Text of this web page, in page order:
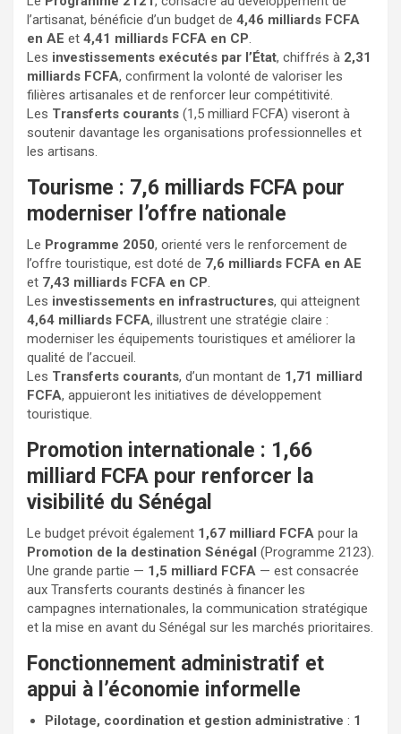
l’artisanat, bénéficie d’un budget de 4,46 milliards FCFA
en AE et 4,41 milliards FCFA en CP.
Les investissements exécutés par l’État, chiffrés à 2,31
milliards FCFA, confirment la volonté de valoriser les
filières artisanales et de renforcer leur compétitivité.
Les Transferts courants (1,5 milliard FCFA) viseront à
soutenir davantage les organisations professionnelles et
les artisans.
Tourisme : 7,6 milliards FCFA pour
moderniser l’offre nationale
Le Programme 2050, orienté vers le renforcement de
l’offre touristique, est doté de 7,6 milliards FCFA en AE
et 7,43 milliards FCFA en CP.
Les investissements en infrastructures, qui atteignent
4,64 milliards FCFA, illustrent une stratégie claire :
moderniser les équipements touristiques et améliorer la
qualité de l’accueil.
Les Transferts courants, d’un montant de 1,71 milliard
FCFA, appuieront les initiatives de développement
touristique.
Promotion internationale : 1,66
milliard FCFA pour renforcer la
visibilité du Sénégal
Le budget prévoit également 1,67 milliard FCFA pour la
Promotion de la destination Sénégal (Programme 2123).
Une grande partie — 1,5 milliard FCFA — est consacrée
aux Transferts courants destinés à financer les
campagnes internationales, la communication stratégique
et la mise en avant du Sénégal sur les marchés prioritaires.
Fonctionnement administratif et
appui à l’économie informelle
Pilotage, coordination et gestion administrative : 1